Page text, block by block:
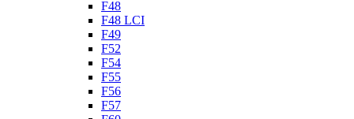
F48
F48 LCI
F49
F52
F54
F55
F56
F57